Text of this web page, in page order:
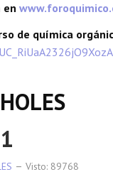
en
de química
Visto: 89768